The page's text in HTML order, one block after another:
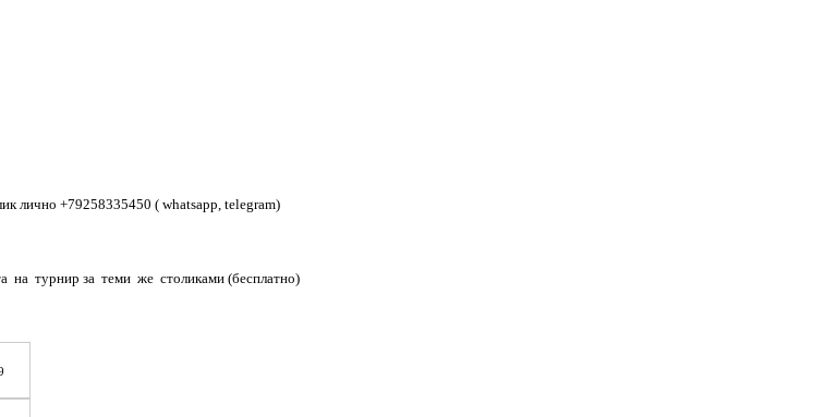
лично +79258335450 ( whatsapp, telegram)
на турнир за теми же столиками (бесплатно)